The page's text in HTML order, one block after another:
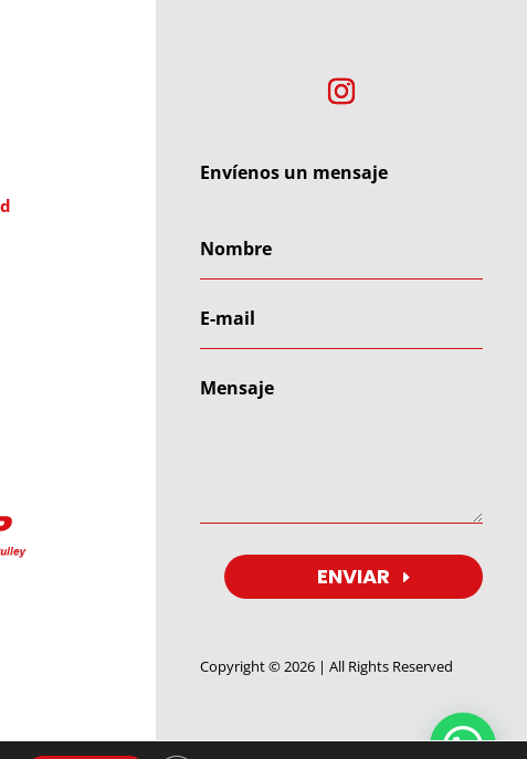
Envíenos un mensaje
ENVIAR
Copyright © 2026 | All Rights Reserved